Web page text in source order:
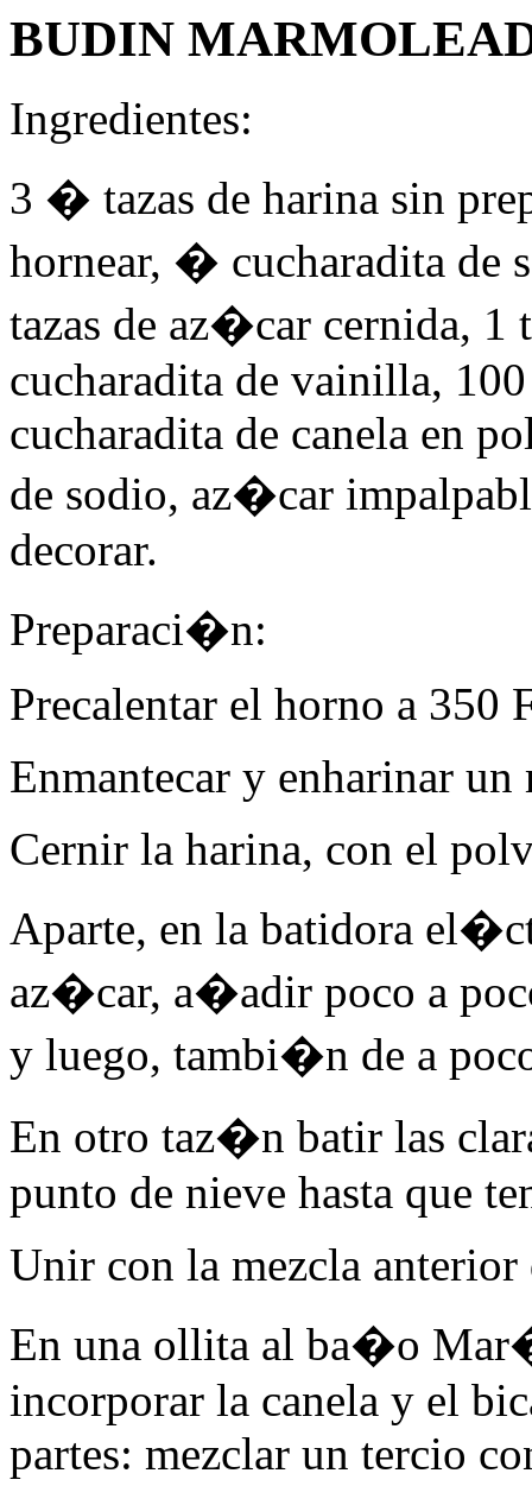
BUDIN
Ingredientes:
3 � tazas de harina sin
hornear, � cucharadita de
tazas de az�car cernida, 1
cucharadita de vainilla,
cucharadita de canela en
de sodio, az�car
decorar.
Preparaci�n:
Precalentar el horno a 350
Enmantecar y enharinar
Cernir la harina, con el
Aparte, en la batidora
az�car, a�adir poco a
y luego, tambi�n de a
En otro taz�n batir las
punto de nieve hasta que
Unir con la mezcla anterior
En una ollita al ba�o
incorporar la canela y el
partes: mezclar un tercio